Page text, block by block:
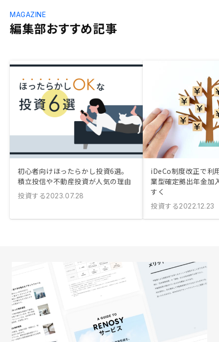
編集部おすすめ記事
MAGAZINE
初心者向けほったらかし投資6選。
積立投信や不動産投資が人気の理由
投資する2023.07.28
iDeCo制度改正で利
業型確定拠出年金加
すく
投資する2022.12.23